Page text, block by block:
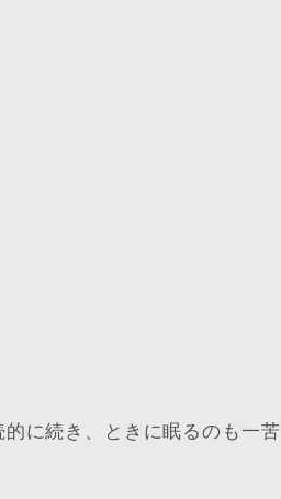
に続き、ときに眠るのも一苦